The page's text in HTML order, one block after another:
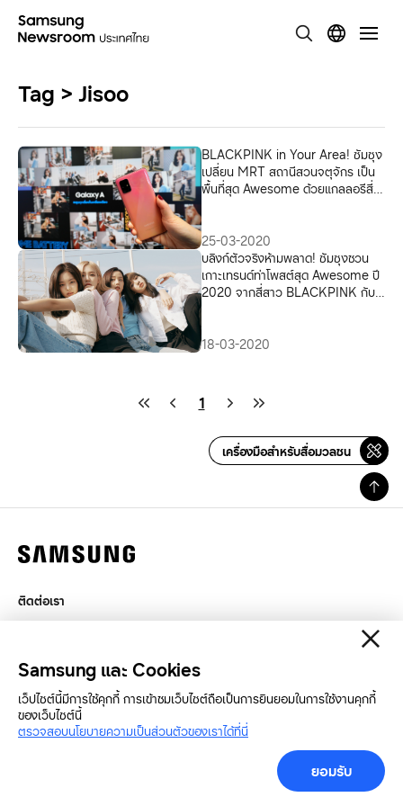
Tag > Jisoo
BLACKPINK in Your Area! ซัมซุง
เปลี่ยน MRT สถานีสวนจตุจักร เป็น
พื้นที่สุด Awesome ด้วยแกลลอรีสี่
25-03-2020
บลิงก์ตัวจริงห้ามพลาด! ซัมซุงชวน
เกาะเทรนด์ท่าโพสต์สุด Awesome ปี
2020 จากสี่สาว BLACKPINK กับ
18-03-2020
1
เครื่องมือสำหรับสื่อมวลชน
ติดต่อเรา
SAMSUNG.COM
Copyright© SAMSUNG All Rights Reserved.
Samsung และ Cookies
เว็ปไซต์นี้มีการใช้คุกกี้ การเข้าชมเว็บไซต์ถือเป็นการยินยอมในการใช้งานคุกกี้
ของเว็บไซต์นี้
ตรวจสอบนโยบายความเป็นส่วนตัวของเราได้ที่นี่
ยอมรับ